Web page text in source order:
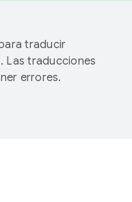
traducir
Las traducciones
errores.